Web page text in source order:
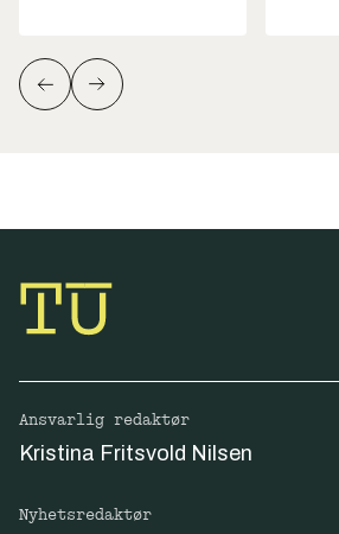
Ansvarlig redaktør
Kristina Fritsvold Nilsen
Nyhetsredaktør